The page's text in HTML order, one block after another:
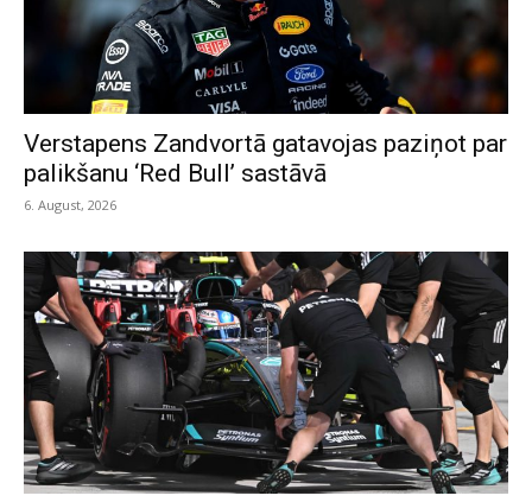
Verstapens Zandvortā gatavojas paziņot par
palikšanu ‘Red Bull’ sastāvā
6. August, 2026